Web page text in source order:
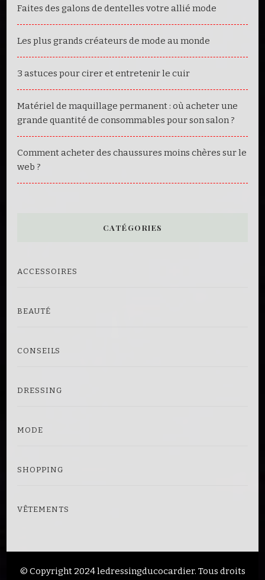
Faites des galons de dentelles votre allié mode
Les plus grands créateurs de mode au monde
3 astuces pour cirer et entretenir le cuir
Matériel de maquillage permanent : où acheter une
grande quantité de consommables pour son salon ?
Comment acheter des chaussures moins chères sur le
web ?
CATÉGORIES
ACCESSOIRES
BEAUTÉ
CONSEILS
DRESSING
MODE
SHOPPING
VÊTEMENTS
© Copyright 2024ledressingducocardier. Tous droits